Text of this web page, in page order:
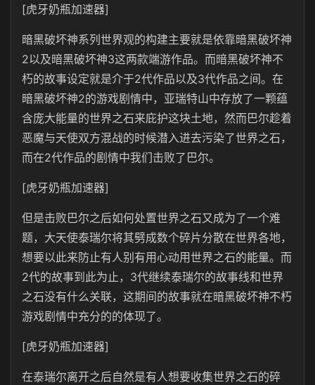
[虎牙奶瓶加速器]
暗黑破坏神系列世界观的构建主要就是依靠暗黑破坏神
2以及暗黑破坏神3这两款端游作品。而暗黑破坏神不
朽的故事设定就是介于2代作品以及3代作品之间。在
暗黑破坏神2的游戏剧情中，亚瑞特山中存放了一颗蕴
含庞大能量的世界之石来庇护这块土地，然而巴尔趁着
恶魔与天使双方混战的时候潜入进去污染了世界之石，
而在2代作品的剧情中我们击败了巴尔。
[虎牙奶瓶加速器]
但是击败巴尔之后如何处置世界之石又成为了一个难
题，大天使泰瑞尔将其劈成数个碎片分散在世界各地，
想要以此来防止有人别有用心动用世界之石的能量。而
2代的故事到此为止，3代继续泰瑞尔的故事线和世界
之石没有什么关联，这期间的故事就在暗黑破坏神不朽
游戏剧情中充分的的体现了。
[虎牙奶瓶加速器]
在泰瑞尔离开之后自然是有人想要收集世界之石的碎